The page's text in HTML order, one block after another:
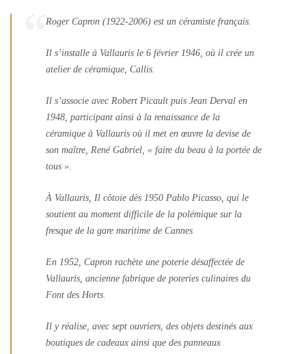
Roger Capron (1922-2006) est un céramiste français.
Il s’installe à Vallauris le 6 février 1946, où il crée un
atelier de céramique, Callis.
Il s’associe avec Robert Picault puis Jean Derval en
1948, participant ainsi à la renaissance de la
céramique à Vallauris où il met en œuvre la devise de
son maître, René Gabriel, « faire du beau à la portée de
tous ».
À Vallauris, Il côtoie dès 1950 Pablo Picasso, qui le
soutient au moment difficile de la polémique sur la
fresque de la gare maritime de Cannes
En 1952, Capron rachète une poterie désaffectée de
Vallauris, ancienne fabrique de poteries culinaires du
Font des Horts.
Il y réalise, avec sept ouvriers, des objets destinés aux
boutiques de cadeaux ainsi que des panneaux